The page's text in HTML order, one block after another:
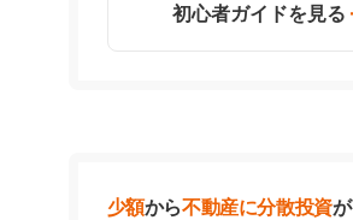
初心者ガイドを見る
少額から不動産に分散投資が